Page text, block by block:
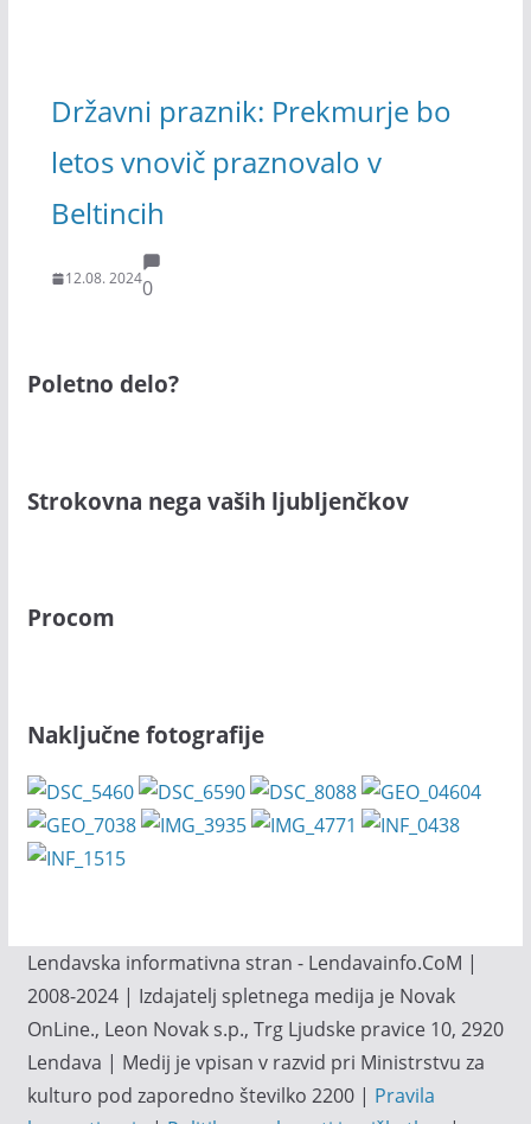
Državni praznik: Prekmurje bo
letos vnovič praznovalo v
Beltincih
12.08. 20240
Poletno delo?
Strokovna nega vaših ljubljenčkov
Procom
Naključne fotografije
Lendavska informativna stran - Lendavainfo.CoM |
2008-2024 | Izdajatelj spletnega medija je Novak
OnLine., Leon Novak s.p., Trg Ljudske pravice 10, 2920
Lendava | Medij je vpisan v razvid pri Ministrstvu za
kulturo pod zaporedno številko 2200 | Pravila